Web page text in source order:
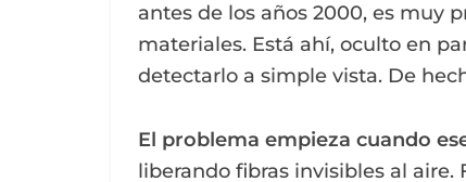
antes de los años 2000, es muy
materiales. Está ahí, oculto en
detectarlo a simple vista. De
El problema empieza cuando
liberando fibras invisibles al aire.